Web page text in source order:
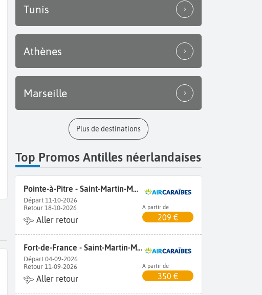
Tunis
Athènes
Marseille
Plus de destinations
Top Promos Antilles néerlandaises
Pointe-à-Pitre - Saint-Martin-Marigot
Départ 11-10-2026
Retour 18-10-2026
Aller retour
A partir de
209 €
Fort-de-France - Saint-Martin-Marigot
Départ 04-09-2026
Retour 11-09-2026
Aller retour
A partir de
350 €